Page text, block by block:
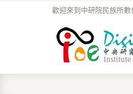
歡迎來到中研院民族所數